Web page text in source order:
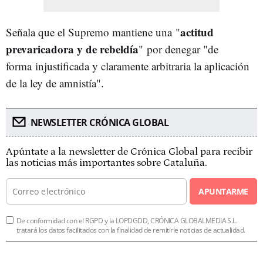
Señala que el Supremo mantiene una "actitud
prevaricadora y de rebeldía" por denegar "de
forma injustificada y claramente arbitraria la aplicación
de la ley de amnistía".
NEWSLETTER CRÓNICA GLOBAL
Apúntate a la newsletter de Crónica Global para recibir
las noticias más importantes sobre Cataluña.
APUNTARME
De conformidad con el RGPD y la LOPDGDD, CRÓNICA GLOBALMEDIA S.L.
tratará los datos facilitados con la finalidad de remitirle noticias de actualidad.